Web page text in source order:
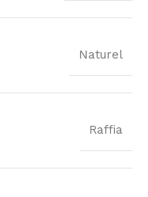
Naturel
Raffia